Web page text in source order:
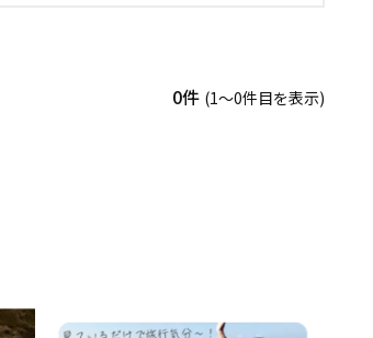
0件 (1〜0件目を表示)